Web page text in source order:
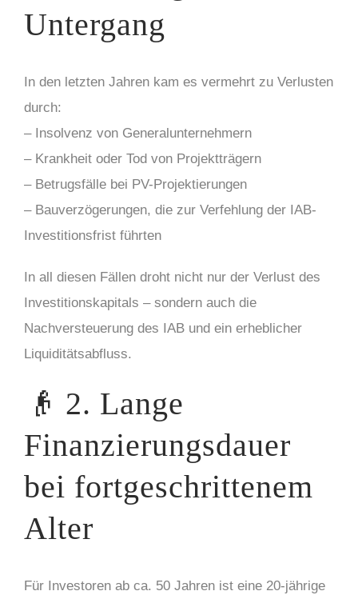
Untergang
In den letzten Jahren kam es vermehrt zu Verlusten
durch:
– Insolvenz von Generalunternehmern
– Krankheit oder Tod von Projektträgern
– Betrugsfälle bei PV-Projektierungen
– Bauverzögerungen, die zur Verfehlung der IAB-
Investitionsfrist führten
In all diesen Fällen droht nicht nur der Verlust des
Investitionskapitals – sondern auch die
Nachversteuerung des IAB und ein erheblicher
Liquiditätsabfluss.
👴 2. Lange
Finanzierungsdauer
bei fortgeschrittenem
Alter
Für Investoren ab ca. 50 Jahren ist eine 20-jährige